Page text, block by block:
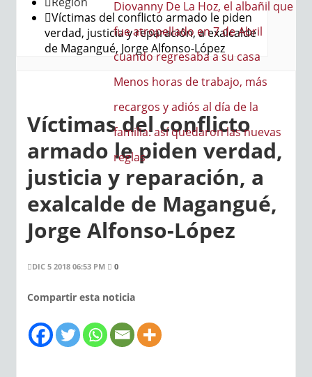
Hoz, el albañil que
en 7 de Abril
a su casa
las nuevas
Víctimas del conflicto armado le piden
verdad, justicia y reparación, a exalcalde
de Magangué, Jorge Alfonso-López
Víctimas del conflicto
armado le piden verdad,
justicia y reparación, a
exalcalde de Magangué,
Jorge Alfonso-López
DIC 5 2018 06:53 PM 0
Compartir esta noticia